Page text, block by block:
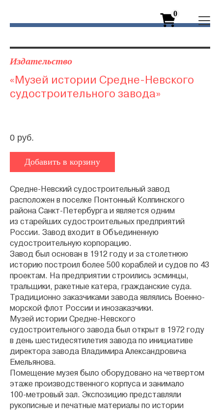
0
Издательство
«Музей истории Средне-Невского
судостроительного завода»
0 руб.
Добавить в корзину
Cредне-Невский судостроительный завод
расположен в поселке Понтонный Колпинского
района Санкт-Петербурга и является одним
из старейших судостроительных предприятий
России. Завод входит в Объединенную
судостроительную корпорацию.
Завод был основан в 1912 году и за столетнюю
историю построил более 500 кораблей и судов по 43
проектам. На предприятии строились эсминцы,
тральщики, ракетные катера, гражданские суда.
Традиционно заказчиками завода являлись Военно-
морской флот России и инозаказчики.
Музей истории Средне-Невского
судостроительного завода был открыт в 1972 году
в день шестидесятилетия завода по инициативе
директора завода Владимира Александровича
Емельянова.
Помещение музея было оборудовано на четвертом
этаже производственного корпуса и занимало
100‑метровый зал. Экспозицию представляли
рукописные и печатные материалы по истории